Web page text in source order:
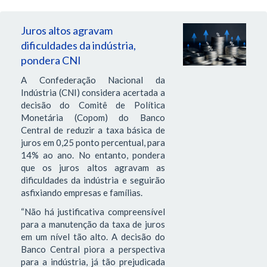
Juros altos agravam
dificuldades da indústria,
pondera CNI
A Confederação Nacional da
Indústria (CNI) considera acertada a
decisão do Comitê de Política
Monetária (Copom) do Banco
Central de reduzir a taxa básica de
juros em 0,25 ponto percentual, para
14% ao ano. No entanto, pondera
que os juros altos agravam as
dificuldades da indústria e seguirão
asfixiando empresas e famílias.
“Não há justificativa compreensível
para a manutenção da taxa de juros
em um nível tão alto. A decisão do
Banco Central piora a perspectiva
para a indústria, já tão prejudicada